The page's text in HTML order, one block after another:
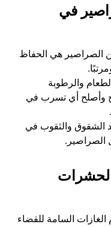
في
الصراصير هي الحفاظ
والرطوبة
وأصلح أي تسرب في
الشقوق والثقوب في
الصراصير.
الغازات السامة للقضاء